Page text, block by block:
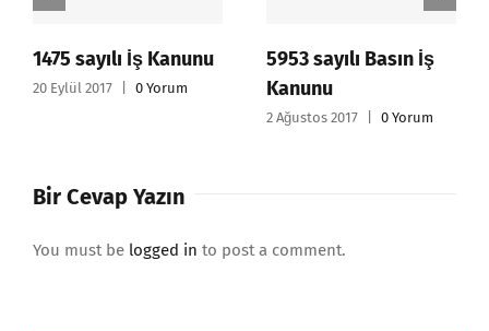
1475 sayılı İş Kanunu
20 Eylül 2017 0 Yorum
5953 sayılı Basın İş
Kanunu
2 Ağustos 2017 0 Yorum
Bir Cevap Yazın
You must be logged in to post a comment.